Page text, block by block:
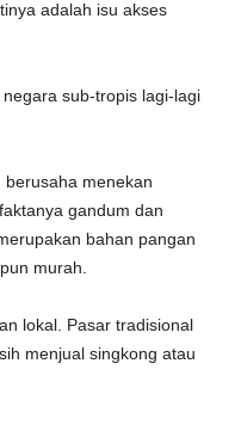
adalah isu akses
sub-tropis lagi-lagi
menekan
gandum dan
bahan pangan
murah.
lokal. Pasar tradisional
menjual singkong atau